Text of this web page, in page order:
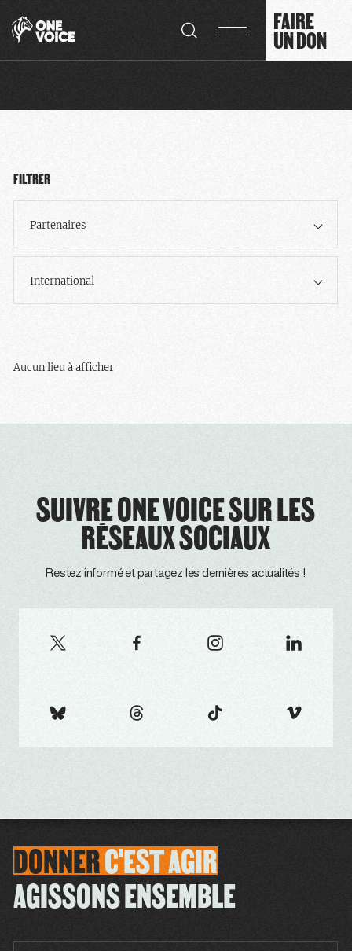
FAIRE
UN DON
FILTRER
Partenaires
International
Aucun lieu à afficher
SUIVRE ONE VOICE SUR LES
RÉSEAUX SOCIAUX
Restez informé et partagez les dernières actualités !
DONNERC'ESTAGIR
AGISSONS ENSEMBLE